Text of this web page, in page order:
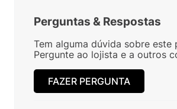
Perguntas & Respostas
Tem alguma dúvida sobre este
Pergunte ao lojista e a outros
FAZER PERGUNTA